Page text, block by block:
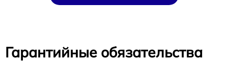
Гарантийные обязательства